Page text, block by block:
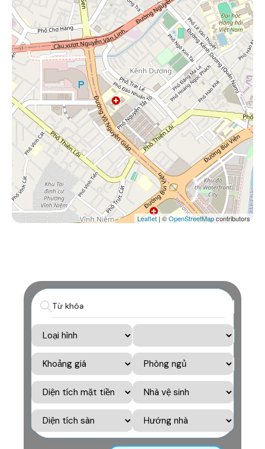
Leaflet | ©OpenStreetMapcontributors